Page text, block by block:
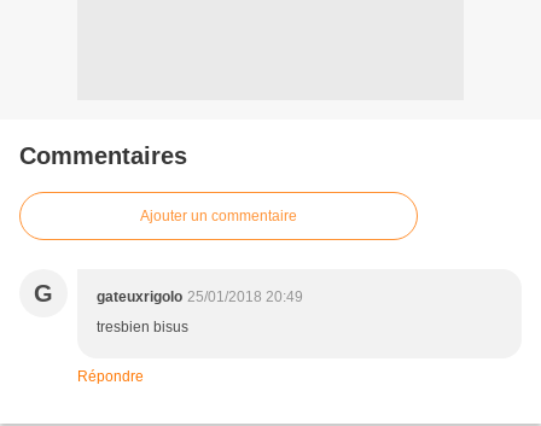
Commentaires
Ajouter un commentaire
G gateuxrigolo 25/01/2018 20:49
tresbien bisus
Répondre